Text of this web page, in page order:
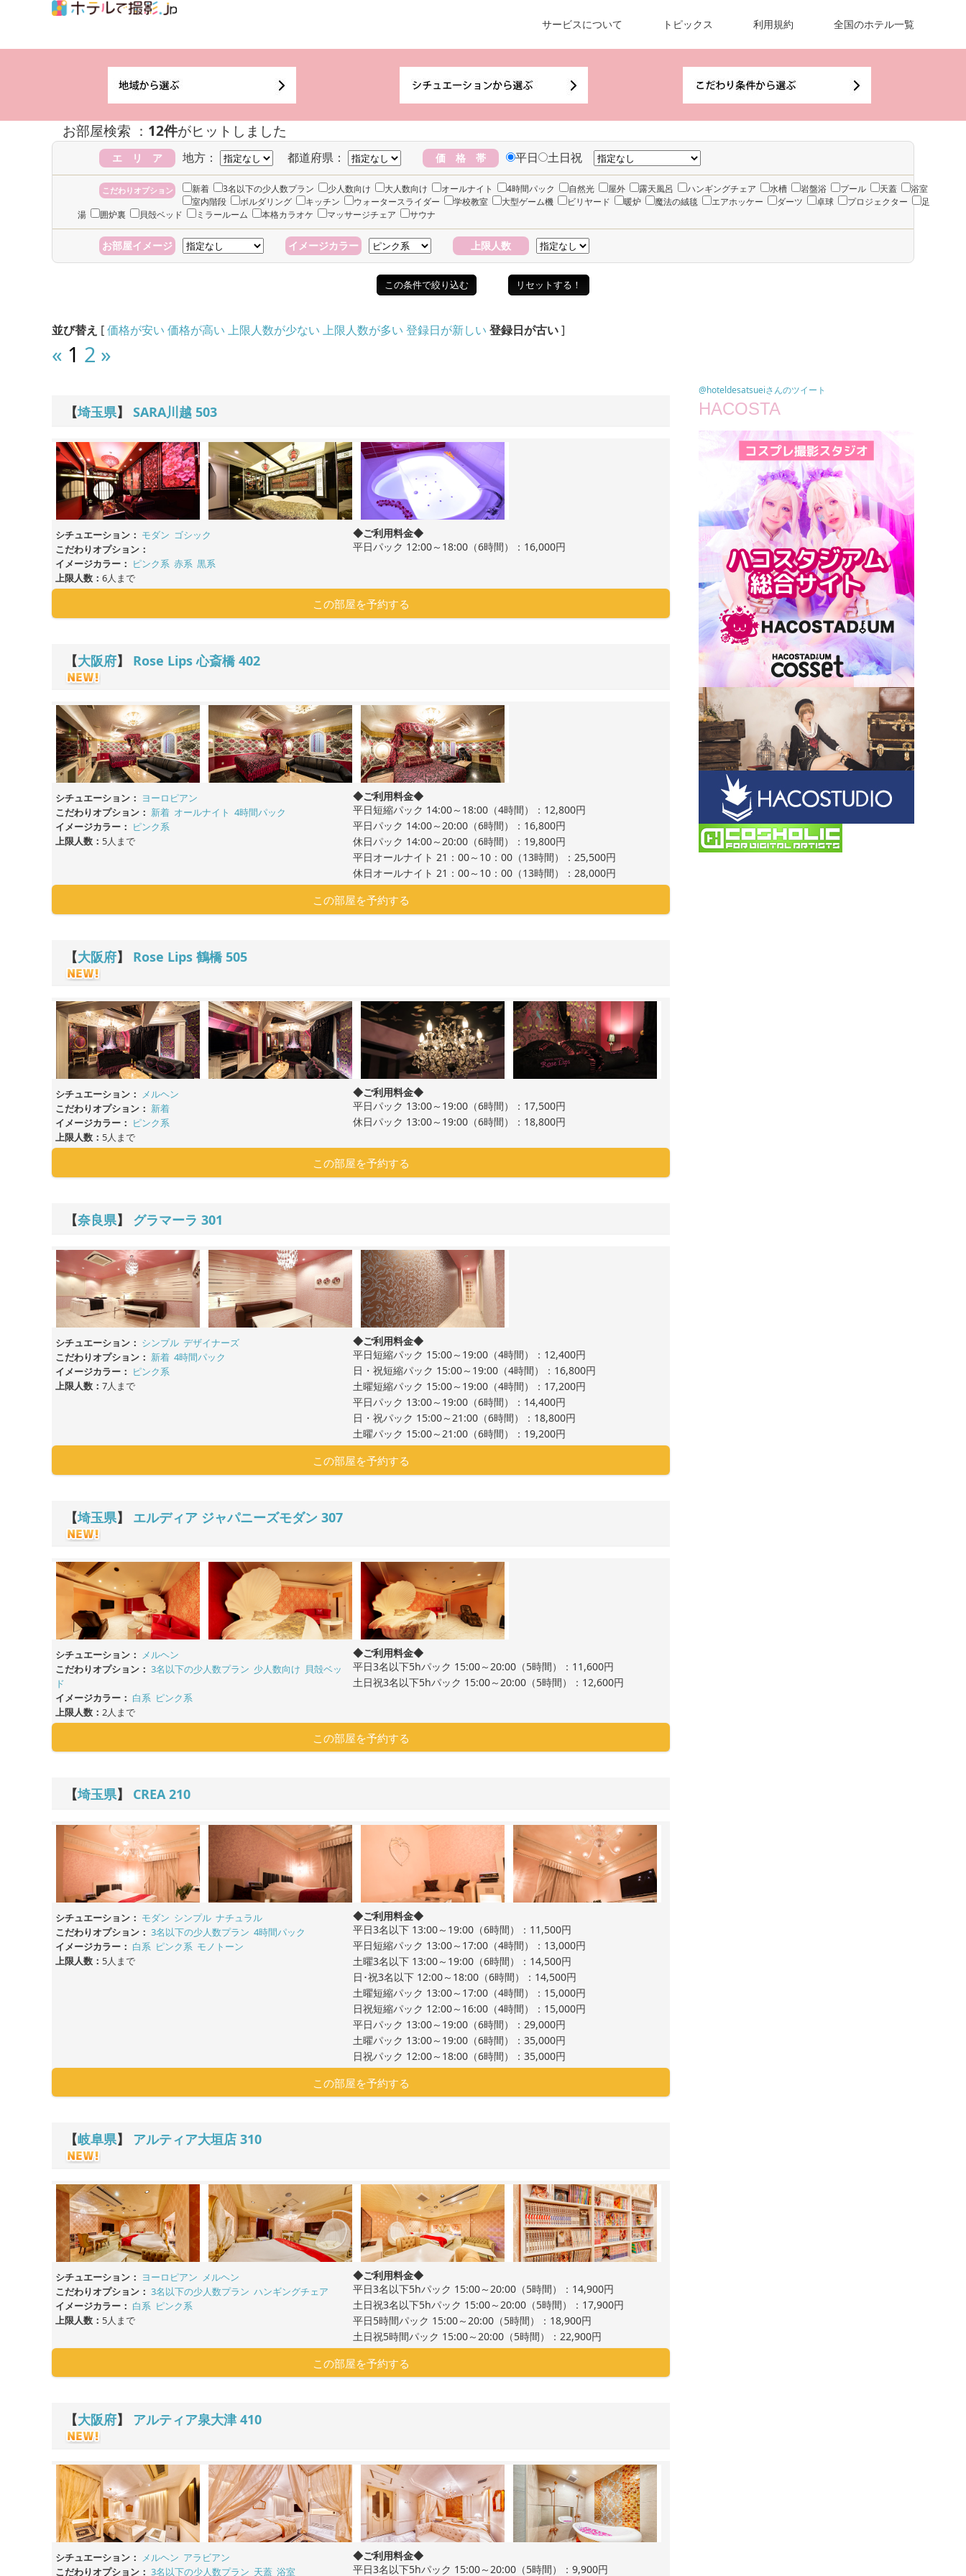
サービスについて トピックス 利用規約 全国のホテル一覧
お部屋検索 ： 12件がヒットしました
エ リ ア 地方： 都道府県： 価 格 帯 平日 土日祝
こだわりオプション 新着 3名以下の少人数プラン 少人数向け 大人数向け オールナイト 4時間パック 自然光 屋外 露天風呂 ハンギングチェア 水槽 岩盤浴 プール 天蓋
浴室
室内階段
ボルダリング キッチン ウォータースライダー 学校教室 大型ゲーム機 ビリヤード 暖炉 魔法の絨毯 エアホッケー ダーツ 卓球 プロジェクター
足
湯
囲炉裏 貝殻ベッド ミラールーム 本格カラオケ マッサージチェア サウナ
お部屋イメージ イメージカラー 上限人数
並び替え [価格が安い 価格が高い 上限人数が少ない 上限人数が多い 登録日が新しい 登録日が古い]
« 1 2 »
【埼玉県】 SARA川越 503
シチュエーション： モダン ゴシック
こだわりオプション：
イメージカラー： ピンク系 赤系 黒系
上限人数： 6人まで
◆ご利用料金◆
平日パック 12:00～18:00（6時間）：16,000円
この部屋を予約する
【大阪府】 Rose Lips 心斎橋 402
シチュエーション： ヨーロピアン
こだわりオプション： 新着 オールナイト 4時間パック
イメージカラー： ピンク系
上限人数： 5人まで
◆ご利用料金◆
平日短縮パック 14:00～18:00（4時間）：12,800円
平日パック 14:00～20:00（6時間）：16,800円
休日パック 14:00～20:00（6時間）：19,800円
平日オールナイト 21：00～10：00（13時間）：25,500円
休日オールナイト 21：00～10：00（13時間）：28,000円
この部屋を予約する
【大阪府】 Rose Lips 鶴橋 505
シチュエーション： メルヘン
こだわりオプション： 新着
イメージカラー： ピンク系
上限人数： 5人まで
◆ご利用料金◆
平日パック 13:00～19:00（6時間）：17,500円
休日パック 13:00～19:00（6時間）：18,800円
この部屋を予約する
【奈良県】 グラマーラ 301
シチュエーション： シンプル デザイナーズ
こだわりオプション： 新着 4時間パック
イメージカラー： ピンク系
上限人数： 7人まで
◆ご利用料金◆
平日短縮パック 15:00～19:00（4時間）：12,400円
日・祝短縮パック 15:00～19:00（4時間）：16,800円
土曜短縮パック 15:00～19:00（4時間）：17,200円
平日パック 13:00～19:00（6時間）：14,400円
日・祝パック 15:00～21:00（6時間）：18,800円
土曜パック 15:00～21:00（6時間）：19,200円
この部屋を予約する
【埼玉県】 エルディア ジャパニーズモダン 307
シチュエーション： メルヘン
こだわりオプション： 3名以下の少人数プラン 少人数向け 貝殻ベッ
ド
イメージカラー： 白系 ピンク系
上限人数： 2人まで
◆ご利用料金◆
平日3名以下5hパック 15:00～20:00（5時間）：11,600円
土日祝3名以下5hパック 15:00～20:00（5時間）：12,600円
この部屋を予約する
【埼玉県】 CREA 210
シチュエーション： モダン シンプル ナチュラル
こだわりオプション： 3名以下の少人数プラン 4時間パック
イメージカラー： 白系 ピンク系 モノトーン
上限人数： 5人まで
◆ご利用料金◆
平日3名以下 13:00～19:00（6時間）：11,500円
平日短縮パック 13:00～17:00（4時間）：13,000円
土曜3名以下 13:00～19:00（6時間）：14,500円
日･祝3名以下 12:00～18:00（6時間）：14,500円
土曜短縮パック 13:00～17:00（4時間）：15,000円
日祝短縮パック 12:00～16:00（4時間）：15,000円
平日パック 13:00～19:00（6時間）：29,000円
土曜パック 13:00～19:00（6時間）：35,000円
日祝パック 12:00～18:00（6時間）：35,000円
この部屋を予約する
【岐阜県】 アルティア大垣店 310
シチュエーション： ヨーロピアン メルヘン
こだわりオプション： 3名以下の少人数プラン ハンギングチェア
イメージカラー： 白系 ピンク系
上限人数： 5人まで
◆ご利用料金◆
平日3名以下5hパック 15:00～20:00（5時間）：14,900円
土日祝3名以下5hパック 15:00～20:00（5時間）：17,900円
平日5時間パック 15:00～20:00（5時間）：18,900円
土日祝5時間パック 15:00～20:00（5時間）：22,900円
この部屋を予約する
【大阪府】 アルティア泉大津 410
シチュエーション： メルヘン アラビアン
こだわりオプション： 3名以下の少人数プラン 天蓋 浴室
◆ご利用料金◆
平日3名以下5hパック 15:00～20:00（5時間）：9,900円
@hoteldesatsueiさんのツイート
HACOSTA